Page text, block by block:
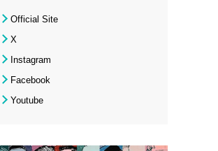
Official Site
X
Instagram
Facebook
Youtube